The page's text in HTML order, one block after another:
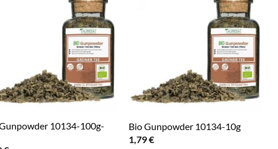
10134-100g-
Bio Gunpowder 10134-10g
1,79€